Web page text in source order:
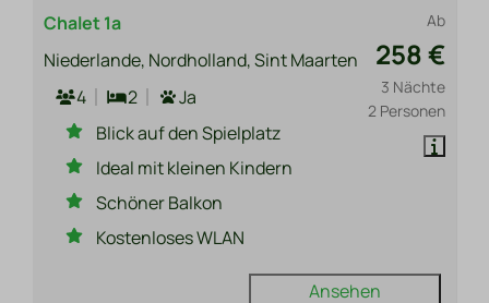
Ab
258 €
3 Nächte
2 Personen
Chalet 1a
Niederlande, Nordholland, Sint Maarten
4
2
Ja
Blick auf den Spielplatz
Ideal mit kleinen Kindern
Schöner Balkon
Kostenloses WLAN
Ansehen